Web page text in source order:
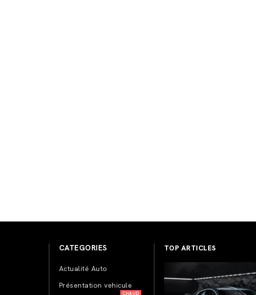
CATEGORIES
Actualité Auto
Présentation vehicule
CHAUD
TOP ARTICLES